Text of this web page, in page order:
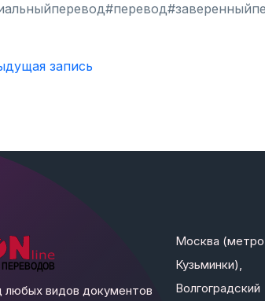
запись
любых видов документов
Москва (метро
Кузьминки),
Волгоградский